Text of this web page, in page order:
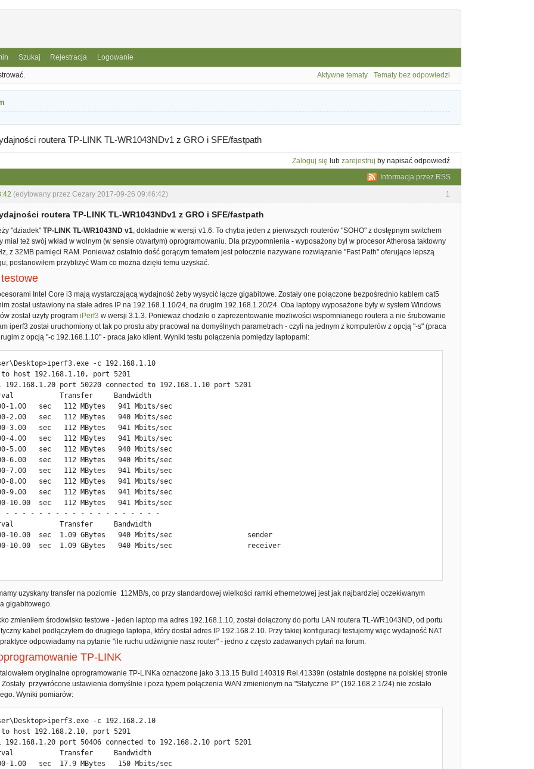
Szukaj Rejestracja Logowanie
Aktywne tematy Tematy bez odpowiedzi
routera TP-LINK TL-WR1043NDv1 z GRO i SFE/fastpath
Zaloguj się lub zarejestruj by napisać odpowiedź
Informacja przez RSS
1
(edytowany przez Cezary 2017-09-26 09:46:42)
routera TP-LINK TL-WR1043NDv1 z GRO i SFE/fastpath
"dziadek" TP-LINK TL-WR1043ND v1, dokładnie w wersji v1.6. To chyba jeden z pierwszych routerów "SOHO" z dostępnym switchem
miał też swój wkład w wolnym (w sensie otwartym) oprogramowaniu. Dla przypomnienia - wyposażony był w procesor Atherosa taktowny
z 32MB pamięci RAM. Ponieważ ostatnio dość gorącym tematem jest potocznie nazywane rozwiązanie "Fast Path" oferujące lepszą
postanowiłem przybliżyć Wam co można dzięki temu uzyskać.
Intel Core i3 mają wystarczającą wydajność żeby wysycić łącze gigabitowe. Zostały one połączone bezpośrednio kablem cat5
został ustawiony na stałe adres IP na 192.168.1.10/24, na drugim 192.168.1.20/24. Oba laptopy wyposażone były w system Windows
został użyty program iPerf3 w wersji 3.1.3. Ponieważ chodziło o zaprezentowanie możliwości wspomnianego routera a nie śrubowanie
iperf3 został uruchomiony ot tak po prostu aby pracował na domyślnych parametrach - czyli na jednym z komputerów z opcją "-s" (praca
z opcją "-c 192.168.1.10" - praca jako klient. Wyniki testu połączenia pomiędzy laptopami:
-c 192.168.1.10
to host 192.168.1.10, port 5201
port 50220 connected to 192.168.1.10 port 5201
Transfer     Bandwidth
1.00   sec   112 MBytes   941 Mbits/sec
2.00   sec   112 MBytes   940 Mbits/sec
3.00   sec   112 MBytes   941 Mbits/sec
4.00   sec   112 MBytes   941 Mbits/sec
5.00   sec   112 MBytes   940 Mbits/sec
6.00   sec   112 MBytes   940 Mbits/sec
7.00   sec   112 MBytes   941 Mbits/sec
8.00   sec   112 MBytes   941 Mbits/sec
9.00   sec   112 MBytes   941 Mbits/sec
10.00  sec   112 MBytes   941 Mbits/sec
- - - - - - - - - - - - - - - - - - -
Transfer     Bandwidth
10.00  sec  1.09 GBytes   940 Mbits/sec                  sender
10.00  sec  1.09 GBytes   940 Mbits/sec                  receiver
uzyskany transfer na poziomie 112MB/s, co przy standardowej wielkości ramki ethernetowej jest jak najbardziej oczekiwanym
gigabitowego.
zmieniłem środowisko testowe - jeden laptop ma adres 192.168.1.10, został dołączony do portu LAN routera TL-WR1043ND, od portu
kabel podłączyłem do drugiego laptopa, który dostał adres IP 192.168.2.10. Przy takiej konfiguracji testujemy więc wydajność NAT
odpowiadamy na pytanie "ile ruchu udźwignie nasz router" - jedno z często zadawanych pytań na forum.
TP-LINK
oryginalne oprogramowanie TP-LINKa oznaczone jako 3.13.15 Build 140319 Rel.41339n (ostatnie dostępne na polskiej stronie
przywrócone ustawienia domyślnie i poza typem połączenia WAN zmienionym na "Statyczne IP" (192.168.2.1/24) nie zostało
Wyniki pomiarów:
-c 192.168.2.10
to host 192.168.2.10, port 5201
port 50406 connected to 192.168.2.10 port 5201
Transfer     Bandwidth
1.00   sec  17.9 MBytes   150 Mbits/sec